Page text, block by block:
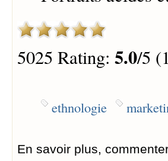
5025 Rating: 5.0/5
ethnologie
En savoir plus,